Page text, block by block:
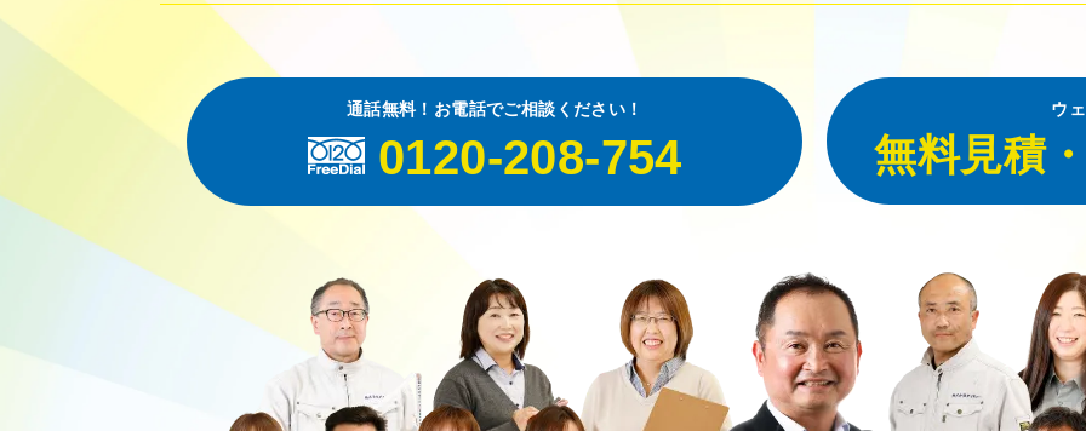
通話無料！お電話でご相談ください！
0120-208-754
ウ
無料見積